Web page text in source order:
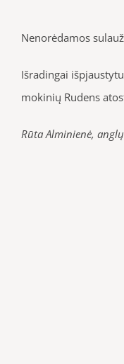
Nenorėdamos
Išradingai
mokinių Rudens
Rūta Alminienė,